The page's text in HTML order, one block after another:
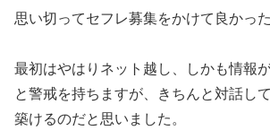
思い切ってセフレ募集をかけて良かっ
最初はやはりネット越し、しかも情報
と警戒を持ちますが、きちんと対話し
築けるのだと思いました。